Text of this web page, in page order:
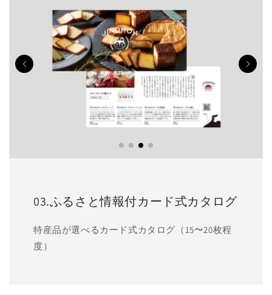
03.ふるさと情報付カード式カタログ
特産品が選べるカード式カタログ（15〜20枚程
度）